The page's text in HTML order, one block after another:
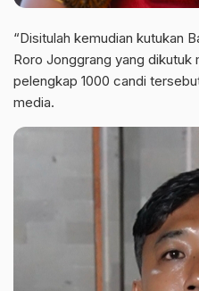
“Disitulah kemudian kutukan
Roro Jonggrang yang dikutuk
pelengkap 1000 candi
media.